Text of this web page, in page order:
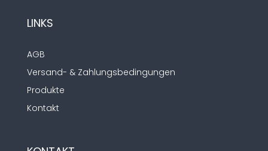
LINKS
AGB
Versand- & Zahlungsbedingungen
Produkte
Kontakt